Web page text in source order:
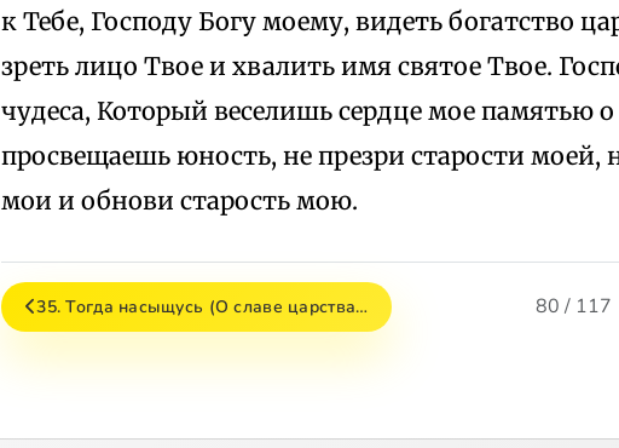
к Тебе, Господу Богу моему, видеть богатство
зреть лицо Твое и хвалить имя святое Твое.
чудеса, Который веселишь сердце мое памятью
просвещаешь юность, не презри старости моей,
мои и обнови старость мою.
35. Тогда насыщусь (О славе царства… 80 / 117